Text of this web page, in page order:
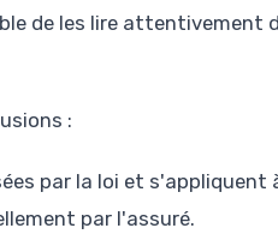
de les lire attentivement
:
par la loi et
par l'assuré.